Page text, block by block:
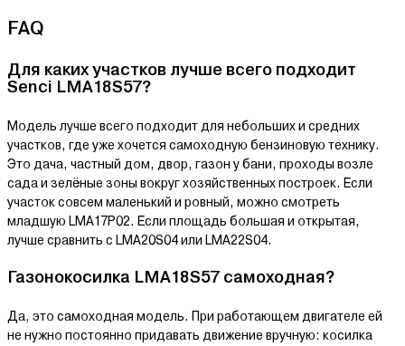
FAQ
Для каких участков лучше всего подходит
Senci LMA18S57?
Модель лучше всего подходит для небольших и средних
участков, где уже хочется самоходную бензиновую технику.
Это дача, частный дом, двор, газон у бани, проходы возле
сада и зелёные зоны вокруг хозяйственных построек. Если
участок совсем маленький и ровный, можно смотреть
младшую LMA17P02. Если площадь большая и открытая,
лучше сравнить с LMA20S04 или LMA22S04.
Газонокосилка LMA18S57 самоходная?
Да, это самоходная модель. При работающем двигателе ей
не нужно постоянно придавать движение вручную: косилка